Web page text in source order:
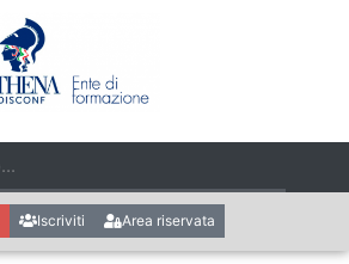
Iscriviti Area riservata